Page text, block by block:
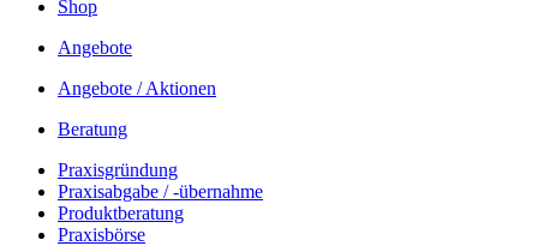
Shop
Angebote
Angebote / Aktionen
Beratung
Praxisgründung
Praxisabgabe / -übernahme
Produktberatung
Praxisbörse